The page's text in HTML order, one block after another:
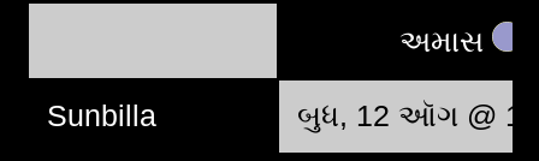
અમાસ
Sunbilla બુધ, 12 ઑગ @